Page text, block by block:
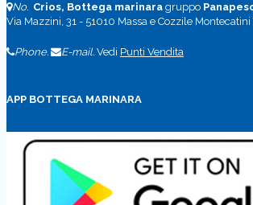
No. Crios, Bottega marinara gruppo
Via Mazzini, 31 - 51010 Massa e Cozzile Montecatini
Phone. E-mail. Vedi Punti Vendita
APP BOTTEGA MARINARA